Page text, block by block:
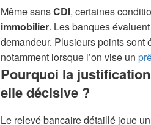
Même sansCDI, certaines
immobilier. Les banques
demandeur. Plusieurs points sont
notamment lorsque l’on vise un
Pourquoi la
elle décisive ?
Le relevé bancaire détaillé joue